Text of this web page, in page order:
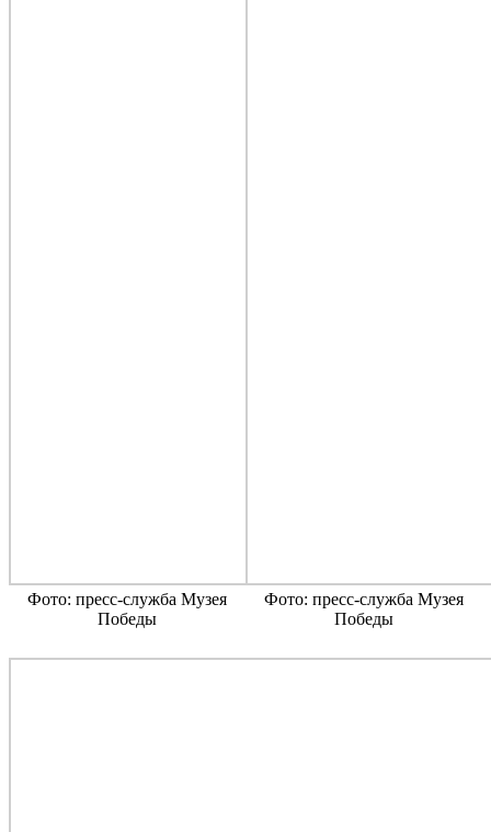
Фото: пресс-служба Музея
Победы
Фото: пресс-служба Музея
Победы